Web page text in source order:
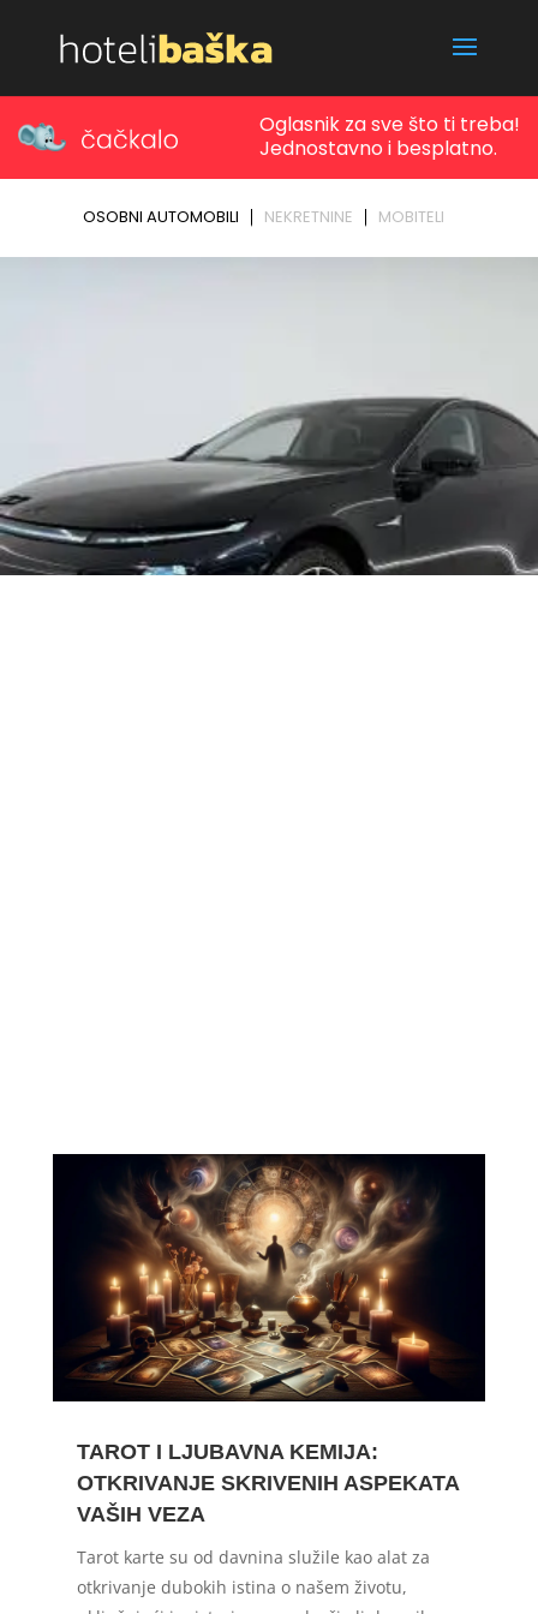
TAROT I LJUBAVNA KEMIJA:
OTKRIVANJE SKRIVENIH ASPEKATA
VAŠIH VEZA
Tarot karte su od davnina služile kao alat za
otkrivanje dubokih istina o našem životu,